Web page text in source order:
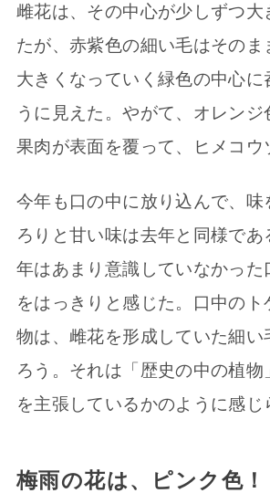
雌花は、その中心が少しずつ大
たが、赤紫色の細い毛はそのま
大きくなっていく緑色の中心に
うに見えた。やがて、オレンジ
果肉が表面を覆って、ヒメコウ
今年も口の中に放り込んで、味
ろりと甘い味は去年と同様であ
年はあまり意識していなかった
をはっきりと感じた。口中のト
物は、雌花を形成していた細い
ろう。それは「歴史の中の植物
を主張しているかのように感じ
梅雨の花は、ピンク色！